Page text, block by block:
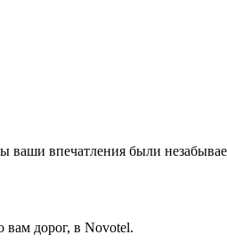
ваши впечатления были
вам дорог, в Novotel.